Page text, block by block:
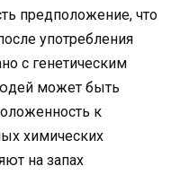
предположение, что
употребления
с генетическим
может быть
к
химических
на запах